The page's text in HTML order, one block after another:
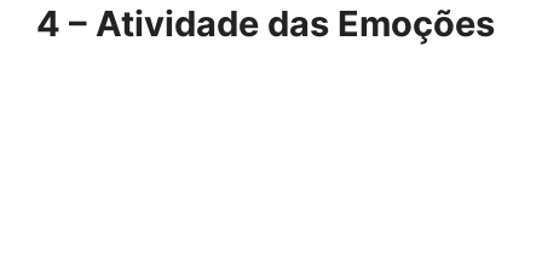
4 – Atividade das Emoções